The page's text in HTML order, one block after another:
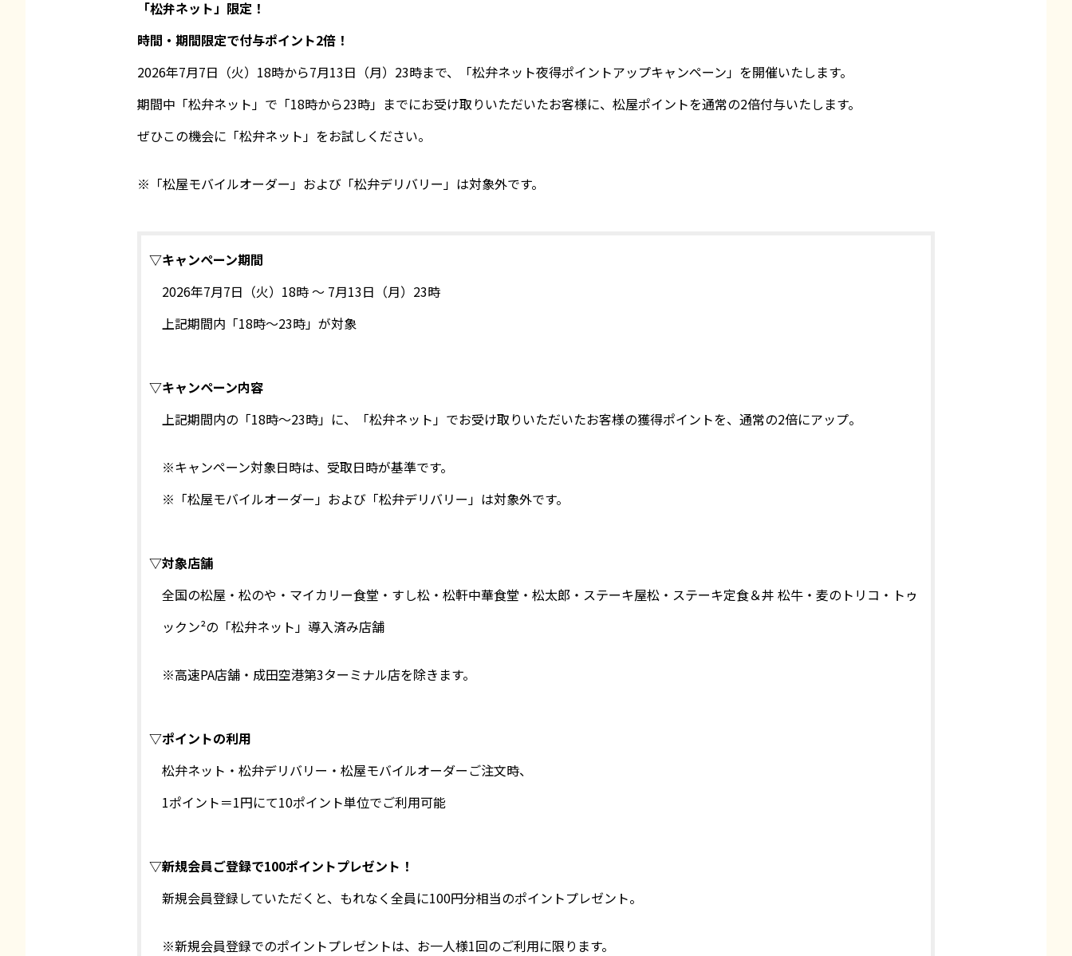
「松弁ネット」限定！
時間・期間限定で付与ポイント2倍！
2026年7月7日（火）18時から7月13日（月）23時まで、「松弁ネット夜得ポイントアップキャンペーン」を開催いたします。
期間中「松弁ネット」で「18時から23時」までにお受け取りいただいたお客様に、松屋ポイントを通常の2倍付与いたします。
ぜひこの機会に「松弁ネット」をお試しください。
※「松屋モバイルオーダー」および「松弁デリバリー」は対象外です。
▽キャンペーン期間
2026年7月7日（火）18時 ～ 7月13日（月）23時
上記期間内「18時～23時」が対象
▽キャンペーン内容
上記期間内の「18時～23時」に、「松弁ネット」でお受け取りいただいたお客様の獲得ポイントを、通常の2倍にアップ。
※キャンペーン対象日時は、受取日時が基準です。
※「松屋モバイルオーダー」および「松弁デリバリー」は対象外です。
▽対象店舗
全国の松屋・松のや・マイカリー食堂・すし松・松軒中華食堂・松太郎・ステーキ屋松・ステーキ定食＆丼 松牛・麦のトリコ・トゥ
ックン²の「松弁ネット」導入済み店舗
※高速PA店舗・成田空港第3ターミナル店を除きます。
▽ポイントの利用
松弁ネット・松弁デリバリー・松屋モバイルオーダーご注文時、
1ポイント＝1円にて10ポイント単位でご利用可能
▽新規会員ご登録で100ポイントプレゼント！
新規会員登録していただくと、もれなく全員に100円分相当のポイントプレゼント。
※新規会員登録でのポイントプレゼントは、お一人様1回のご利用に限ります。